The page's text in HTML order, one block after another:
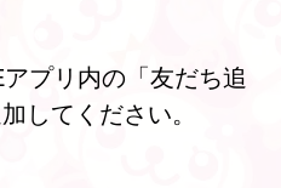
プリ内の「友だち追
してください。